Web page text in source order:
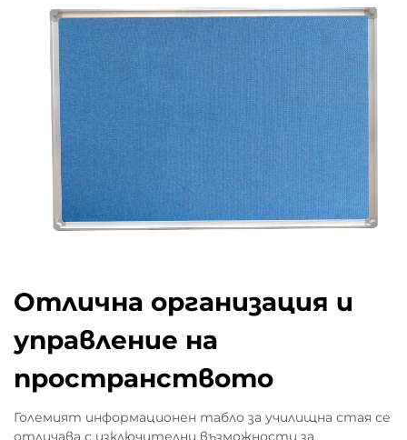
Отлична организация и
управление на
пространството
Големият информационен табло за училищна стая се
отличава с изключителни възможности за